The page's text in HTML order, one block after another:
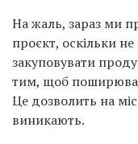
На жаль, зараз ми
проєкт, оскільки
закуповувати
тим, щоб
Це дозволить на
виникають.